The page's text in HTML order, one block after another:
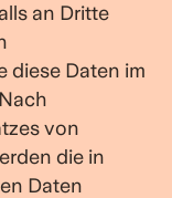
an Dritte
diese Daten im
von
die in
Daten